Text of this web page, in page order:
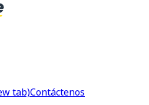
tab)Contáctenos